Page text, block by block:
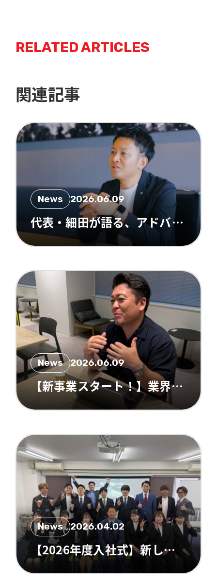
RELATED ARTICLES
関連記事
News 2026.06.09
代表・細田が語る、アドバンサーが仕掛ける「モバイルコンサル」の正体
News 2026.06.09
【新事業スタート！】業界の未来を創るGrowth Partner事業部に迫る！
News 2026.04.02
【2026年度入社式】新しい仲間を迎えました!!アドバンサーさらなる飛躍へ!!